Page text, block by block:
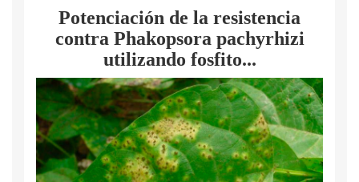
Potenciación de la resistencia
contra Phakopsora pachyrhizi
utilizando fosfito...